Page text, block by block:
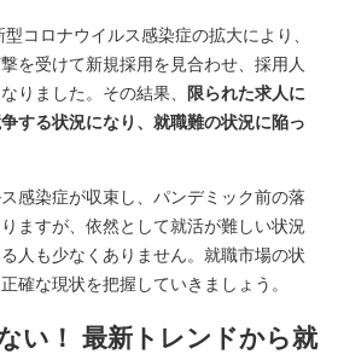
コロナウイルス感染症の拡大により、
を受けて新規採用を見合わせ、採用人
りました。その結果、
限られた求人に
する状況になり、就職難の状況に陥っ
感染症が収束し、パンデミック前の落
ますが、依然として就活が難しい状況
人も少なくありません。就職市場の状
確な現状を把握していきましょう。
い！ 最新トレンドから就